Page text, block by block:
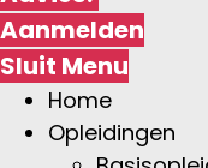
Aanmelden
Sluit Menu
Home
Opleidingen